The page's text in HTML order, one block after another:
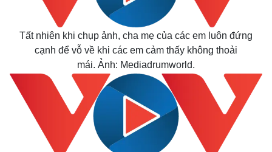
Tất nhiên khi chụp ảnh, cha mẹ của các em luôn đứng
cạnh để vỗ về khi các em cảm thấy không thoải
mái. Ảnh: Mediadrumworld.